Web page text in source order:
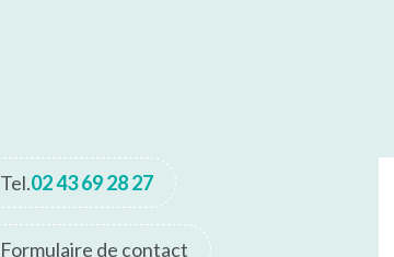
Tel.02 43 69 28 27
Formulaire de contact